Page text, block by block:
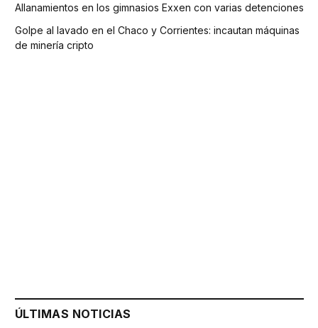
Allanamientos en los gimnasios Exxen con varias detenciones
Golpe al lavado en el Chaco y Corrientes: incautan máquinas
de minería cripto
ÚLTIMAS NOTICIAS